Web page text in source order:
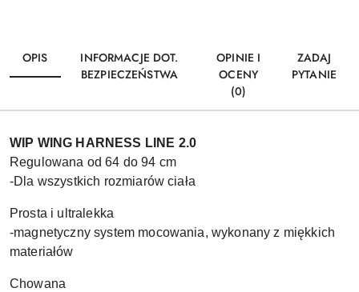
OPIS
INFORMACJE DOT.
BEZPIECZEŃSTWA
OPINIE I
OCENY
(0)
ZADAJ
PYTANIE
WIP WING HARNESS LINE 2.0
Regulowana od 64 do 94 cm
-Dla wszystkich rozmiarów ciała
Prosta i ultralekka
-magnetyczny system mocowania, wykonany z miękkich
materiałów
Chowana